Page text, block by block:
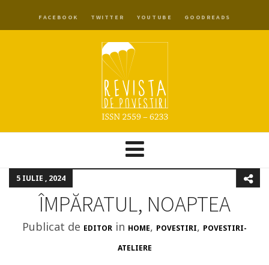
FACEBOOK TWITTER YOUTUBE GOODREADS
5 IULIE , 2024
ÎMPĂRATUL, NOAPTEA
Publicat de EDITOR in HOME, POVESTIRI, POVESTIRI-
ATELIERE